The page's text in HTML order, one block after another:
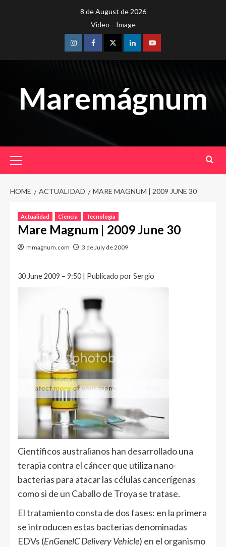
8 de August de 2026
Video
Image
InstagramFacebookTwitterLinkedinYoutube
Maremágnum
Menu
HOME ACTUALIDAD MARE MAGNUM | 2009 JUNE 30
Actualidad Ciencia Tecnología
Mare Magnum | 2009 June 30
mmagnum.com 3 de July de 2009
30 June 2009 – 9:50 | Publicado por Sergio
Científicos australianos han desarrollado una
terapia contra el cáncer que utiliza nano-
bacterias para atacar las células cancerígenas
como si de un Caballo de Troya se tratase.
El tratamiento consta de dos fases: en la primera
se introducen estas bacterias denominadas
EDVs (EnGenelC Delivery Vehicle) en el organismo